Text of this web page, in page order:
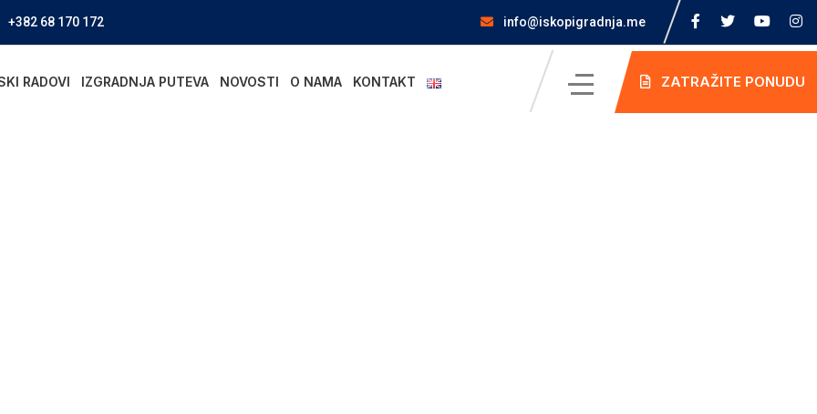
+382 68 170 172 info@iskopigradnja.me
RADOVI IZGRADNJA PUTEVA NOVOSTI O NAMA KONTAKT ZATRAŽITE PONUDU